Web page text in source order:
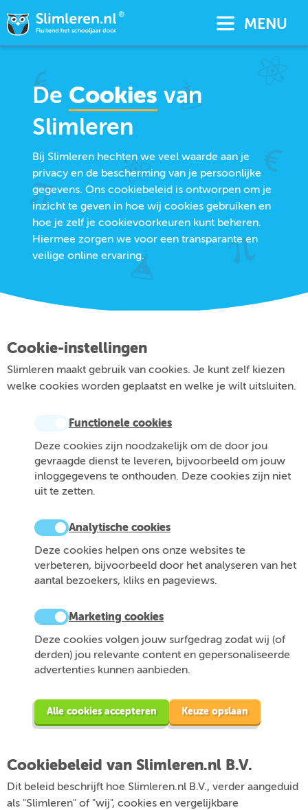
MENU
De Cookies van
Slimleren
Bij Slimleren hechten we veel waarde aan je
privacy en de bescherming van je persoonlijke
gegevens. Ons cookiebeleid is ontworpen om je
inzicht te geven in hoe wij cookies gebruiken en
hoe je zelf je cookievoorkeuren kunt beheren.
Hiermee zorgen we voor een transparante en
veilige online ervaring.
Cookie-instellingen
Slimleren maakt gebruik van cookies. Je kunt zelf kiezen
welke cookies worden geplaatst en welke je wilt uitsluiten.
Functionele cookies
Deze cookies zijn noodzakelijk om de door jou
gevraagde dienst te leveren, bijvoorbeeld om jouw
inloggegevens te onthouden. Deze cookies zijn niet
uit te zetten.
Analytische cookies
Deze cookies helpen ons onze websites te
verbeteren, bijvoorbeeld door het analyseren van het
aantal bezoekers, kliks en pageviews.
Marketing cookies
Deze cookies volgen jouw surfgedrag zodat wij (of
derden) jou relevante content en gepersonaliseerde
advertenties kunnen aanbieden.
Alle cookies accepteren Keuze opslaan
Cookiebeleid van Slimleren.nl B.V.
Dit beleid beschrijft hoe Slimleren.nl B.V., verder aangeduid
als "Slimleren" of "wij", cookies en vergelijkbare